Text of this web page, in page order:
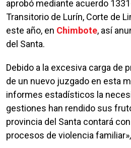
aprobó mediante acuerdo
Transitorio de Lurín, Corte de
este año, en Chimbote, así
del Santa.
Debido a la excesiva carga de
de un nuevo juzgado en esta
informes estadísticos la
gestiones han rendido sus
provincia del Santa contará
procesos de violencia